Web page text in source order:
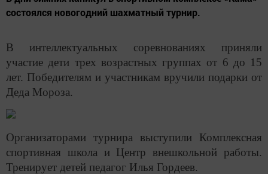
состоялся новогодний шахматный турнир.
В интеллектуальных соревнованиях приняли
участие дети трех возрастных группах от 6 до 15
лет. Победителям и участникам вручили подарки от
Деда Мороза.
Организаторами турнира выступили Комплексная
спортивная школа и Центр внешкольной работы.
Тренирует детей педагог Илья Гордеев.